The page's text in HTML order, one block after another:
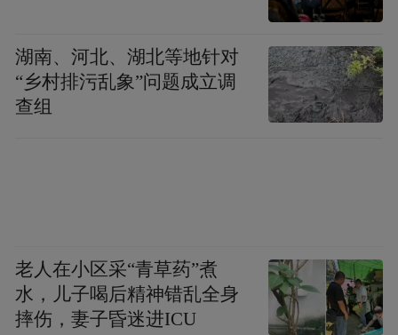
后是政治领域。他花费2.77亿美元支持特朗
普成为总统候选人，并利用X平台放大有争
议且往往不实的言论来支持竞选活动。今年
年初，他致力于与特朗普合作缩减联邦政府
——他举办了一些重大活动，让人觉得他仍
然明显掌控着公司。但他基本上让一个人员
湖南、河北、湖北等地针对
“乡村排污乱象”问题成立调
查组
老人在小区采“青草药”煮
水，儿子喝后精神错乱全身
摔伤，妻子昏迷进ICU